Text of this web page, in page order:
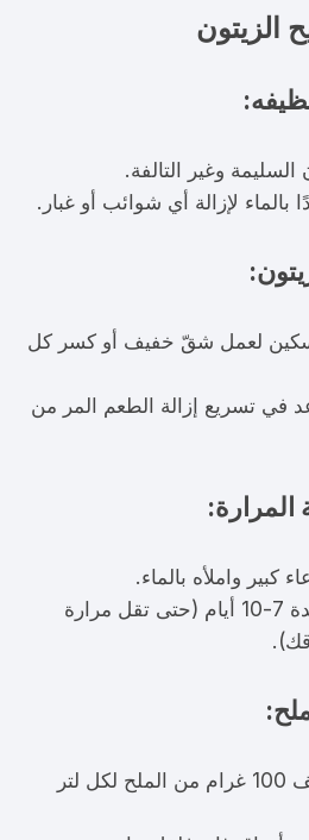
الزيتون
وغير التالفة.
بالماء لإزالة أي شوائب أو غبار.
لعمل شقّ خفيف أو كسر كل
في تسريع إزالة الطعم المر من
كبير واملأه بالماء.
غيّر الماء يوميًا لمدة 7-10 أيام (حتى تقل مرارة
في وعاء آخر، أضف 100 غرام من الملح لكل لتر